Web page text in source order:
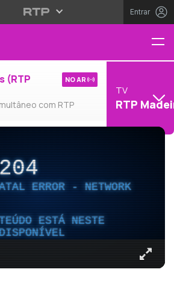
Entrar
(RTP
com RTP
NO AR
TV
RTP
ERROR - NETWORK
ESTÁ NESTE